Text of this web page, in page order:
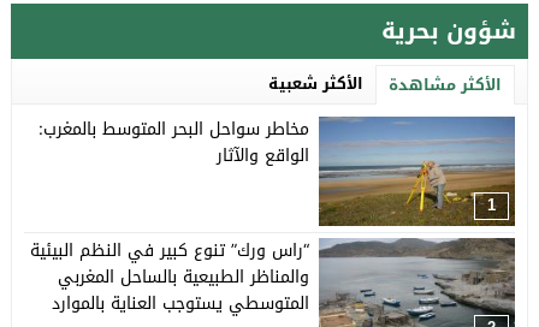
شؤون بحرية
الأكثر مشاهدة الأكثر شعبية
1
مخاطر سواحل البحر المتوسط ​​بالمغرب:
الواقع والآثار
“راس ورك” تنوع كبير في النظم البيئية
والمناظر الطبيعية بالساحل المغربي
المتوسطي يستوجب العناية بالموارد